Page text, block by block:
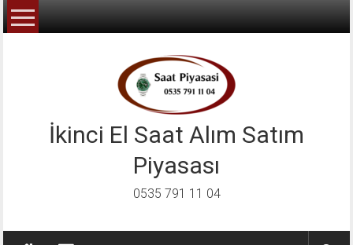
İçeriğe
geç
İkinci El Saat Alım Satım
Piyasası
0535 791 11 04